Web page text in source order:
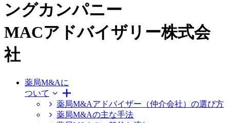
ングカンパニー
MACアドバイザリー株式会
社
薬局M&Aに
ついて
薬局M&Aアドバイザー（仲介会社）の選び方
薬局M&Aの主な手法